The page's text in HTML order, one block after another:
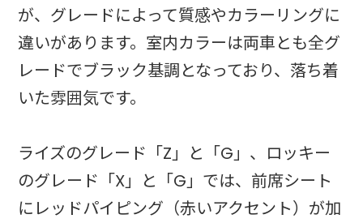
が、グレードによって質感やカラーリングに
違いがあります。室内カラーは両車とも全グ
レードでブラック基調となっており、落ち着
いた雰囲気です。
ライズのグレード「Z」と「G」、ロッキー
のグレード「X」と「G」では、前席シート
にレッドパイピング（赤いアクセント）が加